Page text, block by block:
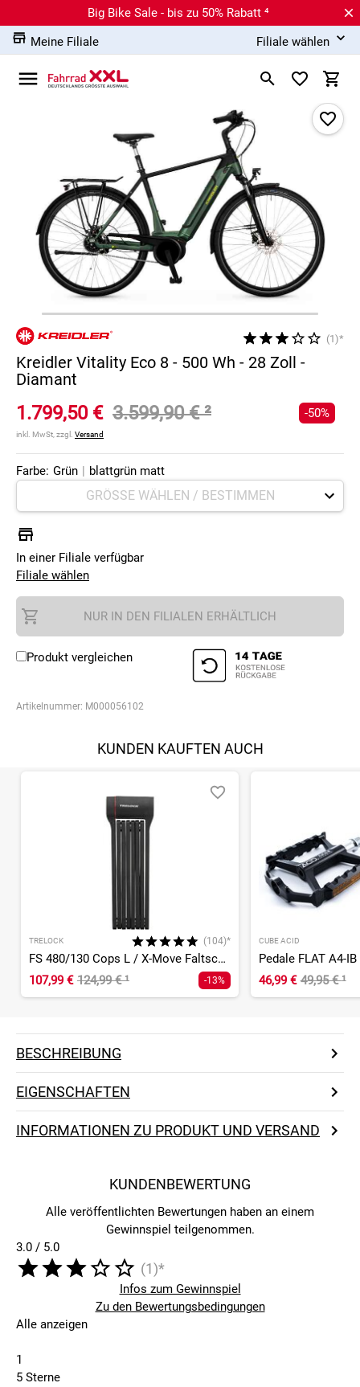
Big Bike Sale - bis zu 50% Rabatt ⁴
Meine Filiale
Filiale wählen
(1)*
Kreidler Vitality Eco 8 - 500 Wh - 28 Zoll -
Diamant
1.799,50 € 3.599,90 €²
inkl. MwSt, zzgl. Versand
-50%
Farbe: Grün | blattgrün matt
In einer Filiale verfügbar
Filiale wählen
NUR IN DEN FILIALEN ERHÄLTLICH
Produkt vergleichen
Artikelnummer: M000056102
KUNDEN KAUFTEN AUCH
TRELOCK (104)*
FS 480/130 Cops L / X-Move Faltschloss
107,99 € 124,99 €¹ -13%
CUBE ACID
Pedale FLAT A4-
46,99 € 49,95 €¹
BESCHREIBUNG
EIGENSCHAFTEN
INFORMATIONEN ZU PRODUKT UND VERSAND
KUNDENBEWERTUNG
Alle veröffentlichten Bewertungen haben an einem
Gewinnspiel teilgenommen.
3.0 / 5.0
(1)*
Infos zum Gewinnspiel
Zu den Bewertungsbedingungen
Alle anzeigen
1
5 Sterne